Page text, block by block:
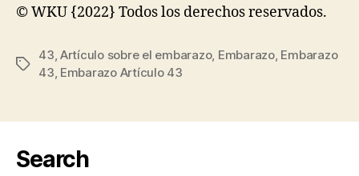
© WKU {2022} Todos los derechos reservados.
Etiquetas
43, Artículo sobre el embarazo, Embarazo, Embarazo
43, Embarazo Artículo 43
Search